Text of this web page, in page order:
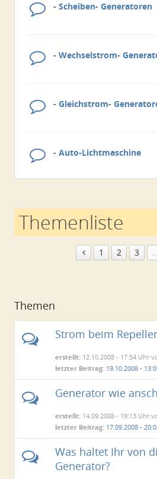
- Scheiben- Generatoren
- Wechselstrom-
- Gleichstrom-
- Auto-Lichtmaschine
Themenliste
1 2 3 …
Themen
Strom beim
erstellt: 12.10.2008 - 17:54 Uhr
letzter Beitrag: 19.10.2008 -
Generator wie
erstellt: 14.09.2008 - 19:13 Uhr
letzter Beitrag: 17.09.2008 -
Was haltet Ihr von
Generator?